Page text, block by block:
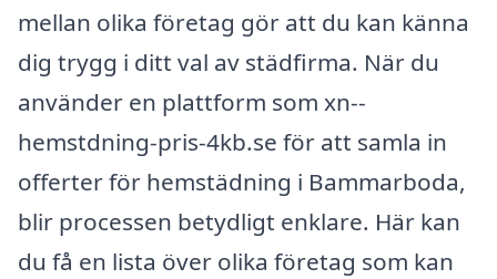
mellan olika företag gör att du kan känna
dig trygg i ditt val av städfirma. När du
använder en plattform som xn--
hemstdning-pris-4kb.se för att samla in
offerter för hemstädning i Bammarboda,
blir processen betydligt enklare. Här kan
du få en lista över olika företag som kan